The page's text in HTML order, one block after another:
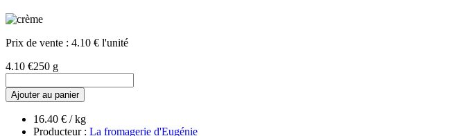
Prix de vente : 4.10 € l'unité
4.10 €250 g
Ajouter au panier
16.40 € / kg
Producteur : La fromagerie d'Eugénie